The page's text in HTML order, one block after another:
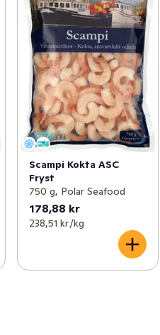
Scampi Kokta ASC
Fryst
750 g, Polar Seafood
178,88 kr
238,51 kr /kg